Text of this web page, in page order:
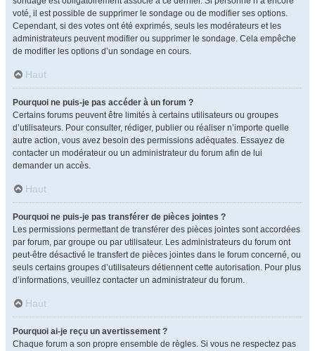
voté, il est possible de supprimer le sondage ou de modifier ses options.
Cependant, si des votes ont été exprimés, seuls les modérateurs et les
administrateurs peuvent modifier ou supprimer le sondage. Cela empêche
de modifier les options d’un sondage en cours.
Haut
Pourquoi ne puis-je pas accéder à un forum ?
Certains forums peuvent être limités à certains utilisateurs ou groupes
d’utilisateurs. Pour consulter, rédiger, publier ou réaliser n’importe quelle
autre action, vous avez besoin des permissions adéquates. Essayez de
contacter un modérateur ou un administrateur du forum afin de lui
demander un accès.
Haut
Pourquoi ne puis-je pas transférer de pièces jointes ?
Les permissions permettant de transférer des pièces jointes sont accordées
par forum, par groupe ou par utilisateur. Les administrateurs du forum ont
peut-être désactivé le transfert de pièces jointes dans le forum concerné, ou
seuls certains groupes d’utilisateurs détiennent cette autorisation. Pour plus
d’informations, veuillez contacter un administrateur du forum.
Haut
Pourquoi ai-je reçu un avertissement ?
Chaque forum a son propre ensemble de règles. Si vous ne respectez pas